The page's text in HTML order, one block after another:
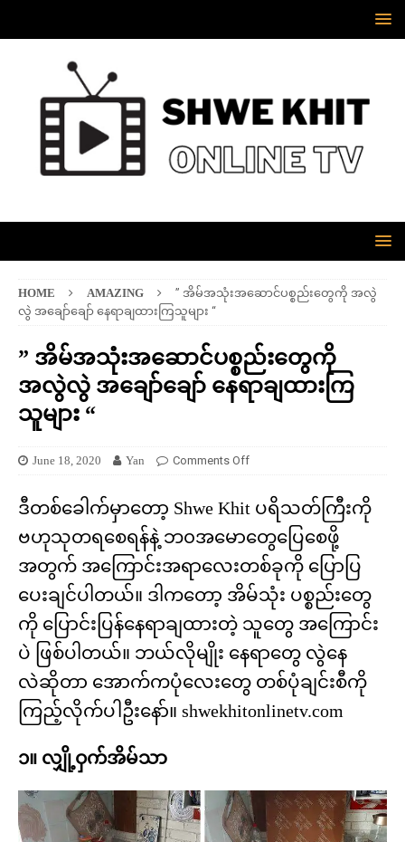
HOME AMAZING
” အိမ်အသုံးအဆောင်ပစ္စည်းတွေကို အလွဲ
လွဲ အချော်ချော် နေရာချထားကြသူများ “
” အိမ်အသုံးအဆောင်ပစ္စည်းတွေကို
အလွဲလွဲ အချော်ချော် နေရာချထားကြ
သူများ “
June 18, 2020 Yan Comments Off
ဒီတစ်ခေါက်မှာတော့ Shwe Khit ပရိသတ်ကြီးကို
ဗဟုသုတရစေရန်နဲ့ ဘ၀အမောတွေပြေစေဖို့
အတွက် အကြောင်းအရာလေးတစ်ခုကို ပြောပြ
ပေးချင်ပါတယ်။ ဒါကတော့ အိမ်သုံး ပစ္စည်းတွေ
ကို ပြောင်းပြန်နေရာချထားတဲ့ သူတွေ အကြောင်း
ပဲ ဖြစ်ပါတယ်။ ဘယ်လိုမျိုး နေရာတွေ လွဲနေ
လဲဆိုတာ အောက်ကပုံလေးတွေ တစ်ပုံချင်းစီကို
ကြည့်လိုက်ပါဦးနော်။ shwekhitonlinetv.com
၁။ လျှို့ဝှက်အိမ်သာ